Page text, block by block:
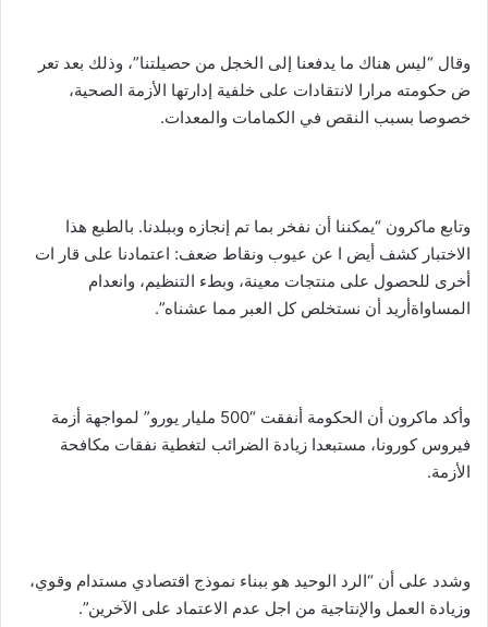
وقال “ليس هناك ما يدفعنا إلى الخجل من حصيلتنا”، وذلك بعد تعر
ض حكومته مرارا لانتقادات على خلفية إدارتها الأزمة الصحية،
خصوصا بسبب النقص في الكمامات والمعدات.
وتابع ماكرون “يمكننا أن نفخر بما تم إنجازه وببلدنا. بالطبع هذا
الاختبار كشف أيض ا عن عيوب ونقاط ضعف: اعتمادنا على قار ات
أخرى للحصول على منتجات معينة، وبطء التنظيم، وانعدام
المساواةأريد أن نستخلص كل العبر مما عشناه”.
وأكد ماكرون أن الحكومة أنفقت “500 مليار يورو” لمواجهة أزمة
فيروس كورونا، مستبعدا زيادة الضرائب لتغطية نفقات مكافحة
الأزمة.
وشدد على أن “الرد الوحيد هو ببناء نموذج اقتصادي مستدام وقوي،
وزيادة العمل والإنتاجية من اجل عدم الاعتماد على الآخرين”.